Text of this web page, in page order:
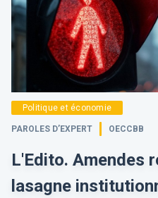
Politique et économie
PAROLES D’EXPERT OECCBB
L'Edito. Amendes
lasagne